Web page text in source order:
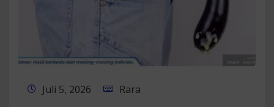
Juli 5, 2026 Rara